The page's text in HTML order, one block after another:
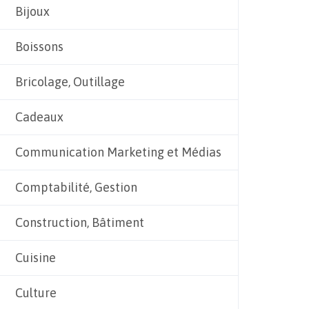
Bijoux
Boissons
Bricolage, Outillage
Cadeaux
Communication Marketing et Médias
Comptabilité, Gestion
Construction, Bâtiment
Cuisine
Culture